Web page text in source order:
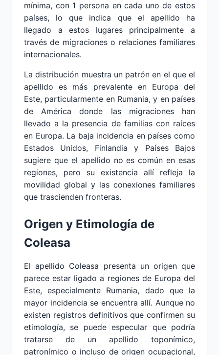
mínima, con 1 persona en cada uno de estos
países, lo que indica que el apellido ha
llegado a estos lugares principalmente a
través de migraciones o relaciones familiares
internacionales.
La distribución muestra un patrón en el que el
apellido es más prevalente en Europa del
Este, particularmente en Rumania, y en países
de América donde las migraciones han
llevado a la presencia de familias con raíces
en Europa. La baja incidencia en países como
Estados Unidos, Finlandia y Países Bajos
sugiere que el apellido no es común en esas
regiones, pero su existencia allí refleja la
movilidad global y las conexiones familiares
que trascienden fronteras.
Origen y Etimología de
Coleasa
El apellido Coleasa presenta un origen que
parece estar ligado a regiones de Europa del
Este, especialmente Rumania, dado que la
mayor incidencia se encuentra allí. Aunque no
existen registros definitivos que confirmen su
etimología, se puede especular que podría
tratarse de un apellido toponímico,
patronímico o incluso de origen ocupacional,